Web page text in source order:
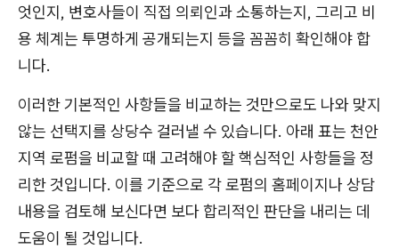
엇인지, 변호사들이 직접 의뢰인과 소통하는지, 그리고 비
용 체계는 투명하게 공개되는지 등을 꼼꼼히 확인해야 합
니다.
이러한 기본적인 사항들을 비교하는 것만으로도 나와 맞지
않는 선택지를 상당수 걸러낼 수 있습니다. 아래 표는 천안
지역 로펌을 비교할 때 고려해야 할 핵심적인 사항들을 정
리한 것입니다. 이를 기준으로 각 로펌의 홈페이지나 상담
내용을 검토해 보신다면 보다 합리적인 판단을 내리는 데
도움이 될 것입니다.